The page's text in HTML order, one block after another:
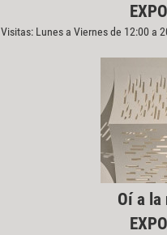
Visitas: Lunes a Viernes de 12:00 a
Oí a la